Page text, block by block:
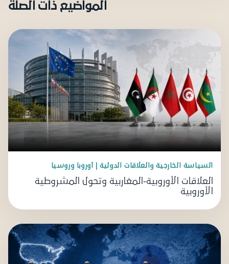
المواضيع ذات الصلة
السياسة الخارجية والعلاقات الدولية | أوروبا وروسيا
العلاقات الأوروبية-المغاربية وتحول المشروطية
الأوروبية